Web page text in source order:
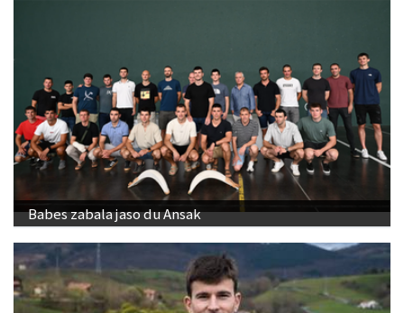
Babes zabala jaso du Ansak